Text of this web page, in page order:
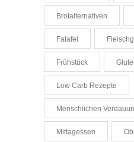
Brotalternativen
Falafel
Frühstück
Low Carb Rezepte
Menschlichen
Mittagessen